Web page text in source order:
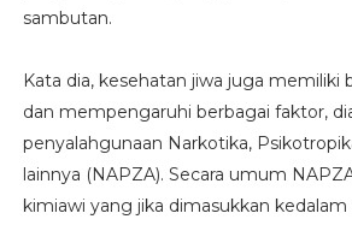
sambutan.
Kata dia, kesehatan jiwa juga memiliki
dan mempengaruhi berbagai faktor,
penyalahgunaan Narkotika,
lainnya (NAPZA). Secara umum
kimiawi yang jika dimasukkan